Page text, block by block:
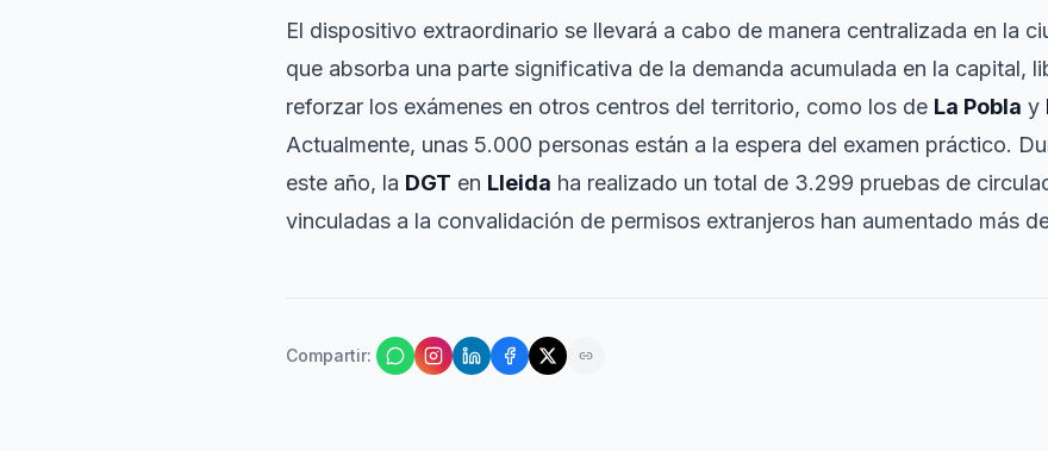
El dispositivo extraordinario se llevará a cabo de manera centralizada en la
que absorba una parte significativa de la demanda acumulada en la capital,
reforzar los exámenes en otros centros del territorio, como los de La Pobla y
Actualmente, unas 5.000 personas están a la espera del examen práctico.
este año, la DGT en Lleida ha realizado un total de 3.299 pruebas de
vinculadas a la convalidación de permisos extranjeros han aumentado más
Compartir: